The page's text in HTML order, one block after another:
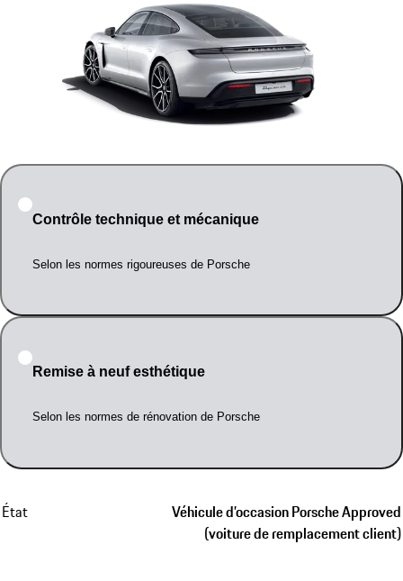
Contrôle technique et mécanique
Selon les normes rigoureuses de Porsche
Remise à neuf esthétique
Selon les normes de rénovation de Porsche
État
Véhicule d’occasion Porsche Approved
(voiture de remplacement client)